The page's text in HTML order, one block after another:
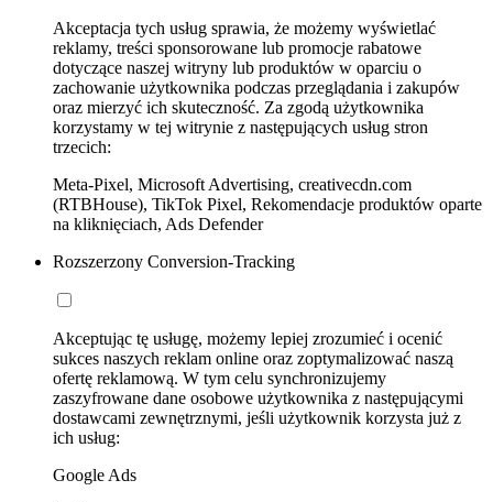
Akceptacja tych usług sprawia, że możemy wyświetlać
reklamy, treści sponsorowane lub promocje rabatowe
dotyczące naszej witryny lub produktów w oparciu o
zachowanie użytkownika podczas przeglądania i zakupów
oraz mierzyć ich skuteczność. Za zgodą użytkownika
korzystamy w tej witrynie z następujących usług stron
trzecich:
Meta-Pixel, Microsoft Advertising, creativecdn.com
(RTBHouse), TikTok Pixel, Rekomendacje produktów oparte
na kliknięciach, Ads Defender
Rozszerzony Conversion-Tracking
Akceptując tę usługę, możemy lepiej zrozumieć i ocenić
sukces naszych reklam online oraz zoptymalizować naszą
ofertę reklamową. W tym celu synchronizujemy
zaszyfrowane dane osobowe użytkownika z następującymi
dostawcami zewnętrznymi, jeśli użytkownik korzysta już z
ich usług:
Google Ads